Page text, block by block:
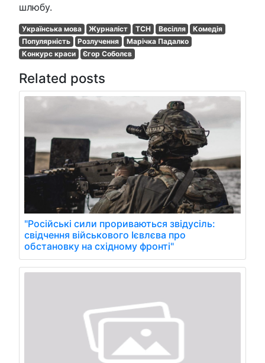
шлюбу.
Українська мова Журналіст ТСН Весілля
Комедія
Популярність
Розлучення
Марічка Падалко
Конкурс краси
Єгор Соболєв
Related posts
"Російські сили прориваються звідусіль:
свідчення військового Ієвлєва про
обстановку на східному фронті"